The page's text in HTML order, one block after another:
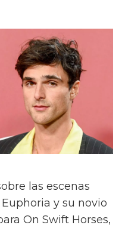
las escenas
y su novio
On Swift Horses,